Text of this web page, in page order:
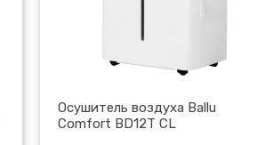
Осушитель воздуха Ballu
Comfort BD12T CL